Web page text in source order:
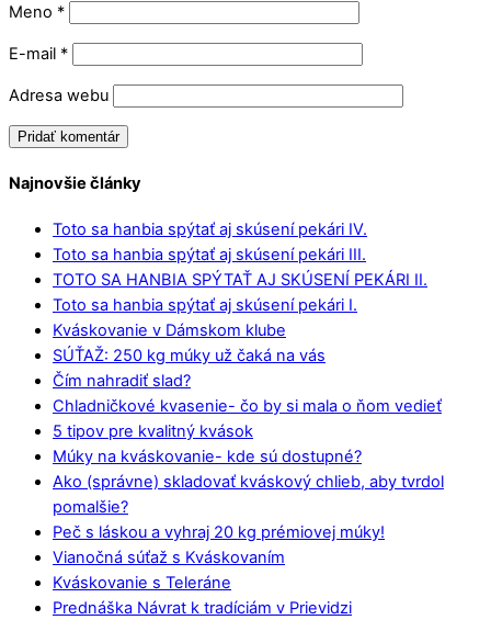
Meno *
E-mail *
Adresa webu
Najnovšie články
Toto sa hanbia spýtať aj skúsení pekári IV.
Toto sa hanbia spýtať aj skúsení pekári III.
TOTO SA HANBIA SPÝTAŤ AJ SKÚSENÍ PEKÁRI II.
Toto sa hanbia spýtať aj skúsení pekári I.
Kváskovanie v Dámskom klube
SÚŤAŽ: 250 kg múky už čaká na vás
Čím nahradiť slad?
Chladničkové kvasenie- čo by si mala o ňom vedieť
5 tipov pre kvalitný kvások
Múky na kváskovanie- kde sú dostupné?
Ako (správne) skladovať kváskový chlieb, aby tvrdol
pomalšie?
Peč s láskou a vyhraj 20 kg prémiovej múky!
Vianočná súťaž s Kváskovaním
Kváskovanie s Teleráne
Prednáška Návrat k tradíciám v Prievidzi